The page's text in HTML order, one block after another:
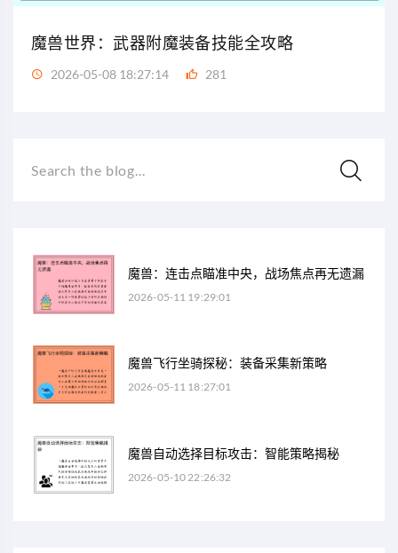
魔兽世界：武器附魔装备技能全攻略
2026-05-08 18:27:14 281
Search the blog...
魔兽：连击点瞄准中央，战场焦点再无遗漏
2026-05-11 19:29:01
魔兽飞行坐骑探秘：装备采集新策略
2026-05-11 18:27:01
魔兽自动选择目标攻击：智能策略揭秘
2026-05-10 22:26:32